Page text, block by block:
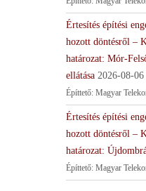
Értesítés építési
hozott döntésről –
határozat: Mór-
ellátása 2026-08-06
Építtető: Magyar
Értesítés építési
hozott döntésről –
határozat:
Építtető: Magyar